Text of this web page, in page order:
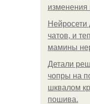
изменения
чатов, и
мамины
Детали
чопры на
шквалом
пошива.